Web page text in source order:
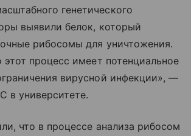
генетического
выявили белок, который
рибосомы для уничтожения.
этот процесс имеет потенциальное
вирусной инфекции», —
в университете.
что в процессе анализа рибосом